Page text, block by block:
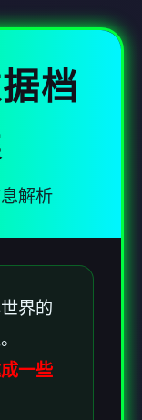
档
解析
界的
一些